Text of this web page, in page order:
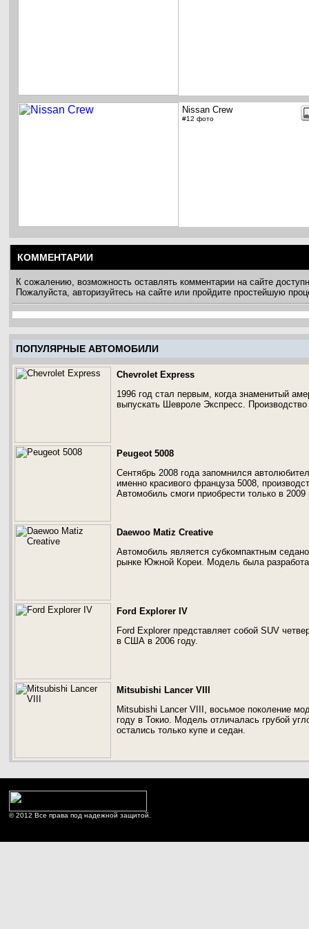
Nissan Crew
#12 фото
КОММЕНТАРИИ
К сожалению, возможность оставлять комментарии на сайте
Пожалуйста, авторизуйтесь на сайте или пройдите простейшую
ПОПУЛЯРНЫЕ АВТОМОБИЛИ
Chevrolet Express
1996 год стал первым, когда знаменитый
выпускать Шевроле Экспресс.
Peugeot 5008
Сентябрь 2008 года запомнился
именно красивого француза 5008,
Автомобиль смоги приобрести только в 2009
Daewoo Matiz Creative
Автомобиль является субкомпактным
рынке Южной Кореи. Модель была
Ford Explorer IV
Ford Explorer представляет собой SUV
в США в 2006 году.
Mitsubishi Lancer VIII
Mitsubishi Lancer VIII, восьмое поколение
году в Токио. Модель отличалась грубой
остались только купе и седан.
© 2012 Все права под надежной защитой.